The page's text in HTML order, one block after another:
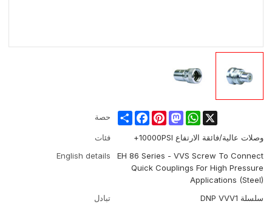
حصة Share
FacebookPinterest
Mastodon
WhatsApp X
فئات
وصلات عالية/فائقة الارتفاع 10000PSI+
English details
EH 86 Series - VVS Screw To Connect
Quick Couplings For High Pressure
Applications (Steel)
تبادل
سلسلة DNP VVV1